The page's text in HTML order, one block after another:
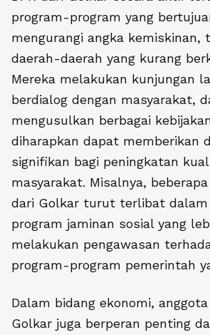
program-program yang
mengurangi angka kemiskinan,
daerah-daerah yang kurang
Mereka melakukan kunjungan
berdialog dengan masyarakat,
mengusulkan berbagai
diharapkan dapat memberikan
signifikan bagi peningkatan
masyarakat. Misalnya, beberapa
dari Golkar turut terlibat dalam
program jaminan sosial yang
melakukan pengawasan
program-program pemerintah
Dalam bidang ekonomi,
Golkar juga berperan penting